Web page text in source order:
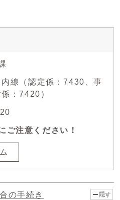
線（認定係：7430、事
：7420）
ご注意ください！
の手続き 隠す